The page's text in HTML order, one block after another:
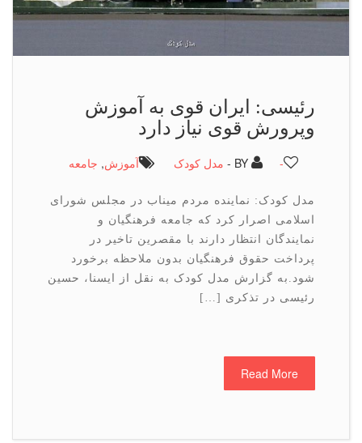
رئیسی: ایران قوی به آموزش
وپرورش قوی نیاز دارد
BY - مدل کودک آموزش,جامعه
مدل کودک: نماینده مردم میناب در مجلس شورای
اسلامی اصرار کرد که جامعه فرهنگیان و
نمایندگان انتظار دارند با مقصرین تاخیر در
پرداخت حقوق فرهنگیان بدون ملاحظه برخورد
شود.به گزارش مدل کودک به نقل از ایسنا، حسین
رئیسی در تذکری […]
Read More